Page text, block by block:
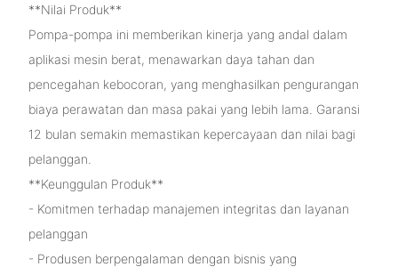
**Nilai Produk**
Pompa-pompa ini memberikan kinerja yang andal dalam
aplikasi mesin berat, menawarkan daya tahan dan
pencegahan kebocoran, yang menghasilkan pengurangan
biaya perawatan dan masa pakai yang lebih lama. Garansi
12 bulan semakin memastikan kepercayaan dan nilai bagi
pelanggan.
**Keunggulan Produk**
- Komitmen terhadap manajemen integritas dan layanan
pelanggan
- Produsen berpengalaman dengan bisnis yang